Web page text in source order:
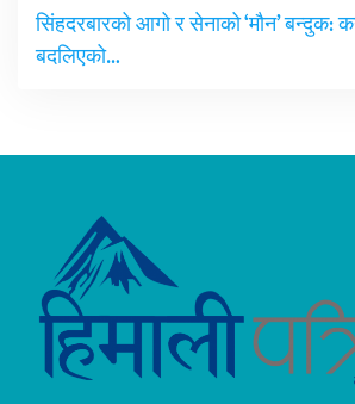
सिंहदरबारको आगो र सेनाको ‘मौन’ बन्दुक:
बदलिएको…